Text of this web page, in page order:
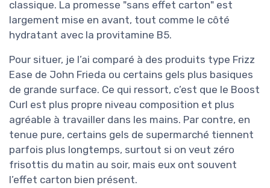
classique. La promesse "sans effet carton" est
largement mise en avant, tout comme le côté
hydratant avec la provitamine B5.
Pour situer, je l’ai comparé à des produits type Frizz
Ease de John Frieda ou certains gels plus basiques
de grande surface. Ce qui ressort, c’est que le Boost
Curl est plus propre niveau composition et plus
agréable à travailler dans les mains. Par contre, en
tenue pure, certains gels de supermarché tiennent
parfois plus longtemps, surtout si on veut zéro
frisottis du matin au soir, mais eux ont souvent
l’effet carton bien présent.